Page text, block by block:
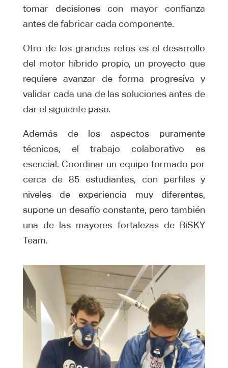
tomar decisiones con mayor confianza
antes de fabricar cada componente.
Otro de los grandes retos es el desarrollo
del motor híbrido propio, un proyecto que
requiere avanzar de forma progresiva y
validar cada una de las soluciones antes de
dar el siguiente paso.
Además de los aspectos puramente
técnicos, el trabajo colaborativo es
esencial. Coordinar un equipo formado por
cerca de 85 estudiantes, con perfiles y
niveles de experiencia muy diferentes,
supone un desafío constante, pero también
una de las mayores fortalezas de BiSKY
Team.